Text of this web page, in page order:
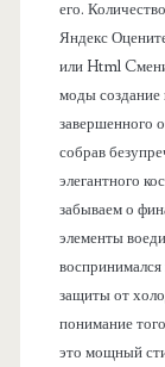
его.
Яндекс
или Html
моды
завершенного
собрав
элегантного
забываем о
элементы
защиты от
понимание
это мощный